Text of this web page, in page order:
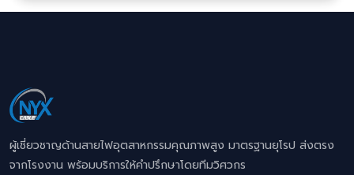
ผู้เชี่ยวชาญด้านสายไฟอุตสาหกรรมคุณภาพสูง มาตรฐานยุโรป ส่งตรง
จากโรงงาน พร้อมบริการให้คำปรึกษาโดยทีมวิศวกร